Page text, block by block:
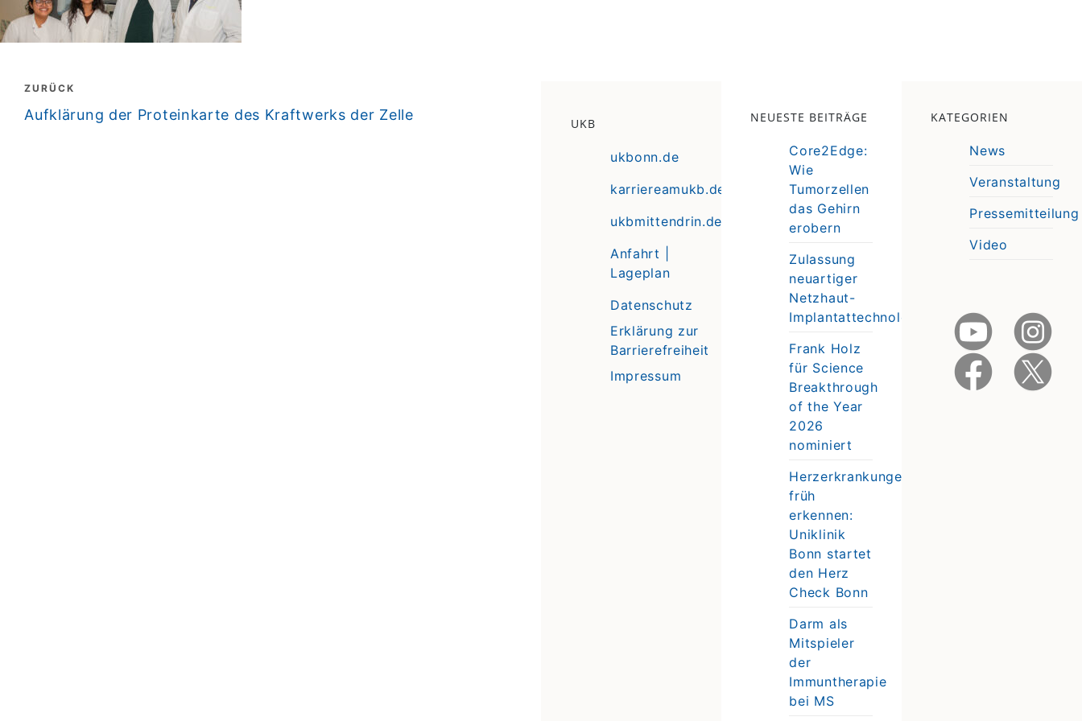
Beitragsnavigation
ZURÜCK
zurück
Aufklärung der Proteinkarte des Kraftwerks der Zelle
UKB
ukbonn.de
karriereamukb.de
ukbmittendrin.de
Anfahrt |
Lageplan
Datenschutz
Erklärung zur
Barrierefreiheit
Impressum
NEUESTE BEITRÄGE
Core2Edge:
Wie
Tumorzellen
das Gehirn
erobern
Zulassung
neuartiger
Netzhaut-
Implantattechnologie
Frank Holz
für Science
Breakthrough
of the Year
2026
nominiert
Herzerkrankungen
früh
erkennen:
Uniklinik
Bonn startet
den Herz
Check Bonn
Darm als
Mitspieler
der
Immuntherapie
bei MS
KATEGORIEN
News
Veranstaltung
Pressemitteilung
Video